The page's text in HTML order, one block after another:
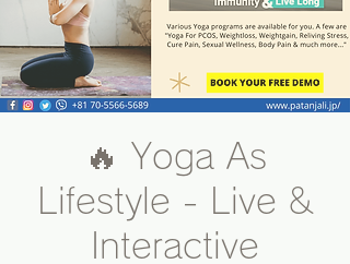
🔥 Yoga As
Lifestyle - Live &
Interactive